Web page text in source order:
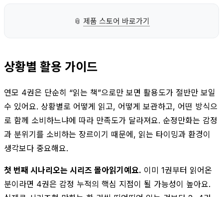
📎 제품 스토어 바로가기
상황별 활용 가이드
연모 4권은 단순히 “읽는 책”으로만 보면 활용도가 절반만 보일
수 있어요. 상황별로 어떻게 읽고, 어떻게 보관하고, 어떤 방식으
로 함께 소비하느냐에 따라 만족도가 달라져요. 순정만화는 감정
과 분위기를 소비하는 장르이기 때문에, 읽는 타이밍과 환경이
생각보다 중요해요.
첫 번째 시나리오는 시리즈 몰아읽기예요. 이미 1권부터 읽어온
분이라면 4권은 감정 누적의 핵심 지점이 될 가능성이 높아요.